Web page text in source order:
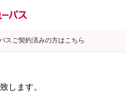
スご契約済みの方はこちら
します。